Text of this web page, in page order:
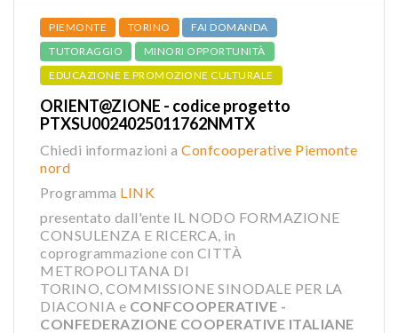
PIEMONTE TORINO
FAI DOMANDA
TUTORAGGIO
MINORI OPPORTUNITÀ
EDUCAZIONE E PROMOZIONE CULTURALE
ORIENT@ZIONE - codice progetto
PTXSU0024025011762NMTX
Chiedi informazioni a Confcooperative Piemonte
nord
Programma LINK
presentato dall'ente IL NODO FORMAZIONE
CONSULENZA E RICERCA, in
coprogrammazione con CITTÀ
METROPOLITANA DI
TORINO, COMMISSIONE SINODALE PER LA
DIACONIA e CONFCOOPERATIVE -
CONFEDERAZIONE COOPERATIVE ITALIANE